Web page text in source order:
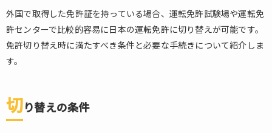
外国で取得した免許証を持っている場合、運転免許試験場や運転免
許センターで比較的容易に日本の運転免許に切り替えが可能です。
免許切り替え時に満たすべき条件と必要な手続きについて紹介しま
す。
切り替えの条件